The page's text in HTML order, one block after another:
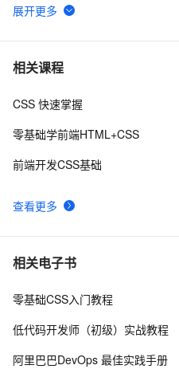
6
揭秘CSS布局神器：vw/vh、
7 CSS Content 属性妙用
8 CSS重构：样式表性能调优
相关课程
查看更多
CSS 快速掌握
零基础学前端HTML+CSS
前端开发CSS基础
相关电子书
零基础CSS入门教程
低代码开发师（初级）实战教程
阿里巴巴DevOps 最佳实践手册